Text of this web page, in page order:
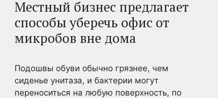
Местный бизнес предлагает
способы уберечь офис от
микробов вне дома
Подошвы обуви обычно грязнее, чем
сиденье унитаза, и бактерии могут
переноситься на любую поверхность, по